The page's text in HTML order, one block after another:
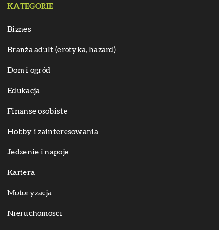
KATEGORIE
Biznes
Branża adult (erotyka, hazard)
Dom i ogród
Edukacja
Finanse osobiste
Hobby i zainteresowania
Jedzenie i napoje
Kariera
Motoryzacja
Nieruchomości